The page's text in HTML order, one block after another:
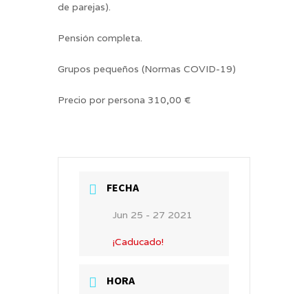
de parejas).
Pensión completa.
Grupos pequeños (Normas COVID-19)
Precio por persona 310,00 €
FECHA
Jun 25 - 27 2021
¡Caducado!
HORA